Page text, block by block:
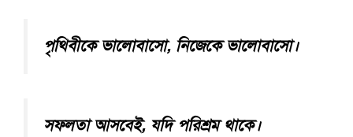
পৃথিবীকে ভালোবাসো, নিজেকে ভালোবাসো।
সফলতা আসবেই, যদি পরিশ্রম থাকে।